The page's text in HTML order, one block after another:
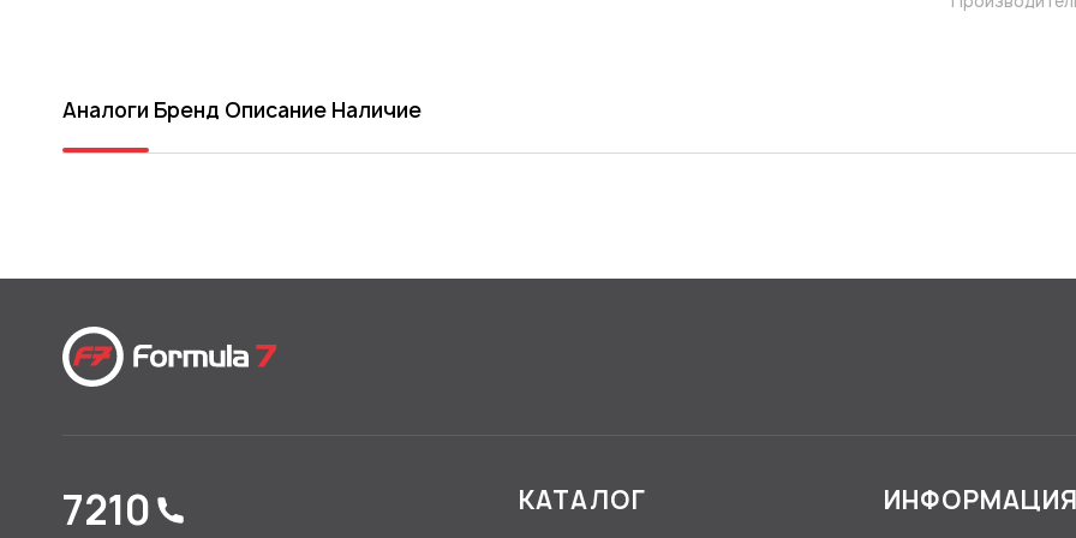
Аналоги Бренд Описание Наличие
7210 КАТАЛОГ ИНФОРМАЦИЯ